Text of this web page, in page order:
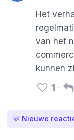
Het
van het
kunnen
1
💬 Nieuwe